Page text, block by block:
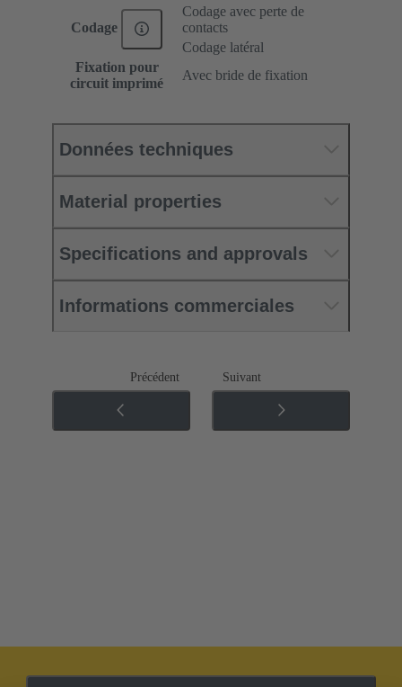
Codage
Codage avec perte de
contacts
Codage latéral
Fixation pour
circuit imprimé
Avec bride de fixation
Données techniques
Material properties
Specifications and approvals
Informations commerciales
Précédent Suivant